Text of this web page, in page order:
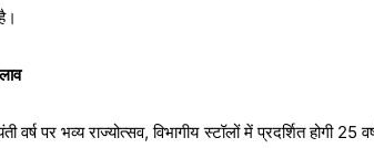
पर भव्य राज्योत्सव, विभागीय स्टॉलों में प्रदर्शित होगी 25